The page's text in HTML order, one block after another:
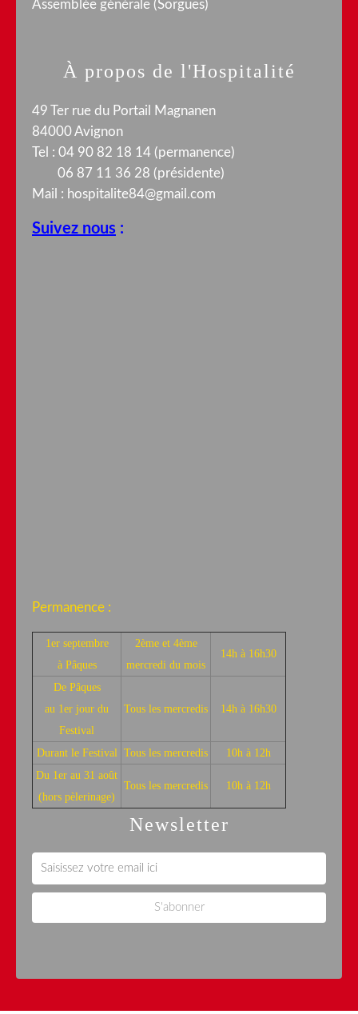
Newsletter
À propos de l'Hospitalité
49 Ter rue du Portail Magnanen
84000 Avignon
Tel : 04 90 82 18 14 (permanence)
06 87 11 36 28 (présidente)
Mail : hospitalite84@gmail.com
Suivez nous :
Permanence :
1er septembre
à Pâques
2ème et 4ème
mercredi du mois
14h à 16h30
De Pâques
au 1er jour du
Festival
Tous les mercredis 14h à 16h30
Durant le Festival Tous les mercredis
10h à 12h
Du 1er au 31 août
(hors pèlerinage)
Tous les mercredis 10h à 12h
Assemblée générale (Sorgues)